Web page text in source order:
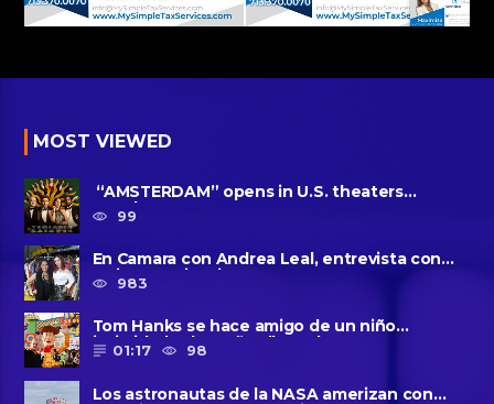
MOST VIEWED
“AMSTERDAM” opens in U.S. theaters
October 7, 2022
99
En Camara con Andrea Leal, entrevista con
Majo Cornejo, Cirque Du ......
983
Tom Hanks se hace amigo de un niño
intimidado de 8 años llamado ......
01:17 98
Los astronautas de la NASA amerizan con